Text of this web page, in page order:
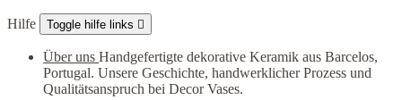
Hilfe Toggle hilfe links 
Über uns Handgefertigte dekorative Keramik aus Barcelos,
Portugal. Unsere Geschichte, handwerklicher Prozess und
Qualitätsanspruch bei Decor Vases.